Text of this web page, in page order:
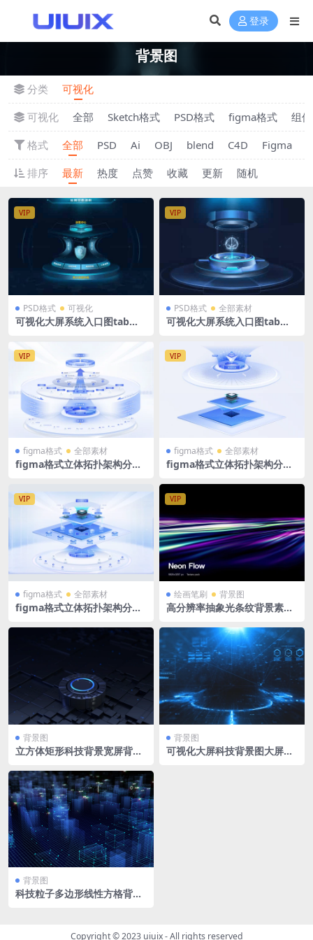
登录
背景图
分类
可视化
可视化
全部 Sketch格式 PSD格式 figma格式
组
格式
全部 PSD Ai OBJ blend C4D Figma
排序
最新 热度 点赞 收藏 更新 随机
VIP
PSD格式 可视化
可视化大屏系统入口图tab导
VIP
PSD格式 全部素材
可视化大屏系统入口图tab导
VIP
figma格式 全部素材
figma格式立体拓扑架构分层
VIP
figma格式 全部素材
figma格式立体拓扑架构分层
立体分层 结构
VIP
figma格式 全部素材
figma格式立体拓扑架构分层
VIP
绘画笔刷 背景图
高分辨率抽象光条纹背景素材
gma文件 5824×3257像素 70
背景图
立方体矩形科技背景宽屏背景
3030 x 1037px
背景图
可视化大屏科技背景图大屏背
背景图
科技粒子多边形线性方格背景
Copyright © 2023 uiuix- All rights reserved